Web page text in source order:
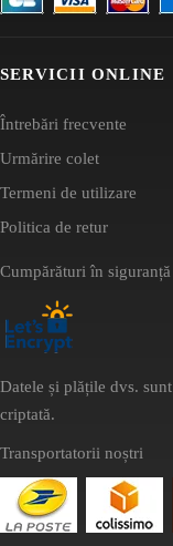
SERVICII ONLINE
Întrebări frecvente
Urmărire colet
Termeni de utilizare
Politica de retur
Cumpărături în siguranță
Datele și plățile dvs.
criptată.
Transportatorii noștri